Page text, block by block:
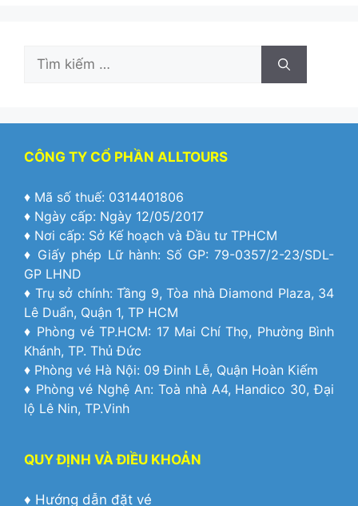
Tìm
CÔNG TY CỔ PHẦN ALLTOURS
♦ Mã số thuế: 0314401806
♦ Ngày cấp: Ngày 12/05/2017
♦ Nơi cấp: Sở Kế hoạch và Đầu tư TPHCM
♦ Giấy phép Lữ hành: Số GP: 79-0357/2-23/SDL-
GP LHND
♦ Trụ sở chính: Tầng 9, Tòa nhà Diamond Plaza, 34
Lê Duẩn, Quận 1, TP HCM
♦ Phòng vé TP.HCM: 17 Mai Chí Thọ, Phường Bình
Khánh, TP. Thủ Đức
♦ Phòng vé Hà Nội: 09 Đinh Lễ, Quận Hoàn Kiếm
♦ Phòng vé Nghệ An: Toà nhà A4, Handico 30, Đại
lộ Lê Nin, TP.Vinh
QUY ĐỊNH VÀ ĐIỀU KHOẢN
♦ Hướng dẫn đặt vé